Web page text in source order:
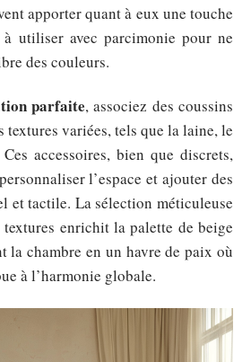
apporter quant à eux une touche
utiliser avec parcimonie pour ne
des couleurs.
parfaite, associez des coussins
textures variées, tels que la laine, le
accessoires, bien que discrets,
l’espace et ajouter des
et tactile. La sélection méticuleuse
enrichit la palette de beige
la chambre en un havre de paix où
à l’harmonie globale.